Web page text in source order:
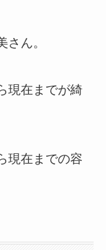
ん。
現在までが綺
現在までの容